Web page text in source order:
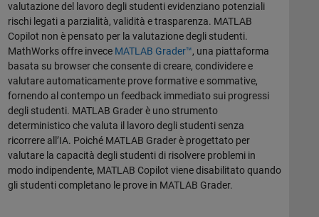
valutazione del lavoro degli studenti evidenziano potenziali
rischi legati a parzialità, validità e trasparenza. MATLAB
Copilot non è pensato per la valutazione degli studenti.
MathWorks offre invece MATLAB Grader™, una piattaforma
basata su browser che consente di creare, condividere e
valutare automaticamente prove formative e sommative,
fornendo al contempo un feedback immediato sui progressi
degli studenti. MATLAB Grader è uno strumento
deterministico che valuta il lavoro degli studenti senza
ricorrere all’IA. Poiché MATLAB Grader è progettato per
valutare la capacità degli studenti di risolvere problemi in
modo indipendente, MATLAB Copilot viene disabilitato quando
gli studenti completano le prove in MATLAB Grader.